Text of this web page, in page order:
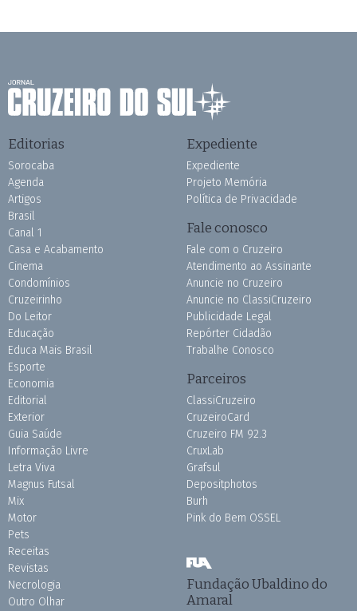
Editorias
Sorocaba
Agenda
Artigos
Brasil
Canal 1
Casa e Acabamento
Cinema
Condomínios
Cruzeirinho
Do Leitor
Educação
Educa Mais Brasil
Esporte
Economia
Editorial
Exterior
Guia Saúde
Informação Livre
Letra Viva
Magnus Futsal
Mix
Motor
Pets
Receitas
Revistas
Necrologia
Outro Olhar
Expediente
Expediente
Projeto Memória
Política de Privacidade
Fale conosco
Fale com o Cruzeiro
Atendimento ao Assinante
Anuncie no Cruzeiro
Anuncie no ClassiCruzeiro
Publicidade Legal
Repórter Cidadão
Trabalhe Conosco
Parceiros
ClassiCruzeiro
CruzeiroCard
Cruzeiro FM 92.3
CruxLab
Grafsul
Depositphotos
Burh
Pink do Bem OSSEL
Fundação Ubaldino do
Amaral